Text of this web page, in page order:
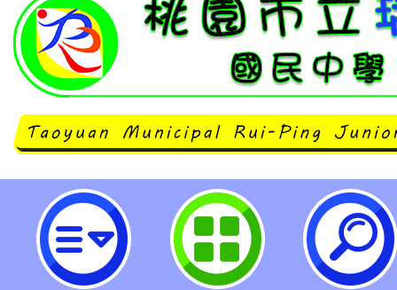
桃園市立瑞坪國民中學